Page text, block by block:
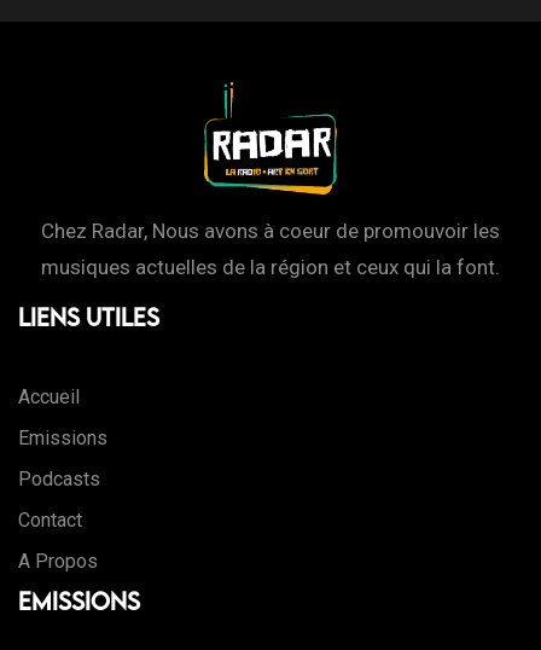
Chez Radar, Nous avons à coeur de promouvoir les
musiques actuelles de la région et ceux qui la font.
Liens Utiles
Accueil
Emissions
Podcasts
Contact
A Propos
Emissions